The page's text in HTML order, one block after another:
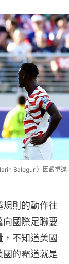
Balogun）因嚴重違
則的動作往
國際足聯要
不知道美國
的霸道就是